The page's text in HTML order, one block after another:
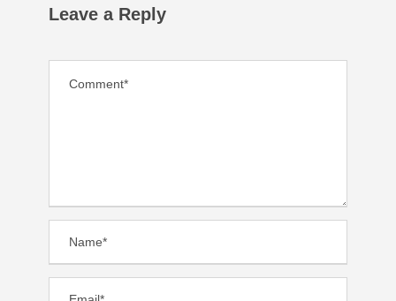
Leave a Reply